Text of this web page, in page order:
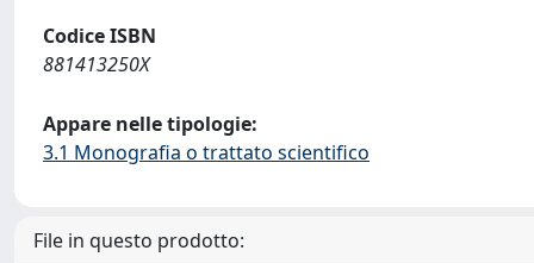
Codice ISBN
881413250X
Appare nelle tipologie:
3.1 Monografia o trattato scientifico
File in questo prodotto: